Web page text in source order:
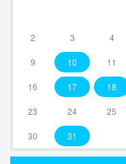
2 3 4
9 10 11
16 17 18
23 24 25
30 31